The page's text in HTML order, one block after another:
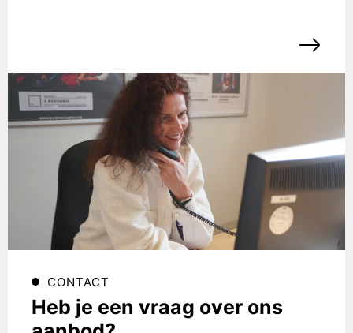
CONTACT
Heb je een vraag over ons